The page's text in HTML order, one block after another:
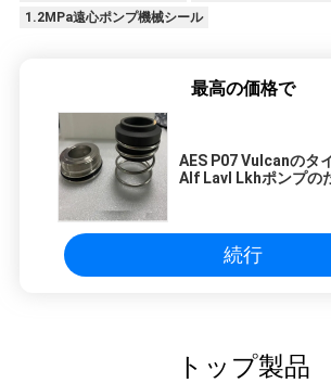
1.2MPa遠心ポンプ機械シール
最高の価格で
AES P07 Vulcanのタ
Alf Lavl Lkhポンプの
続行
トップ製品